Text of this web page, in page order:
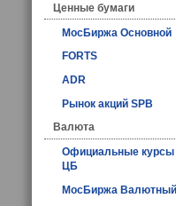
Ценные бумаги
МосБиржа Основной
FORTS
ADR
Рынок акций SPB
Валюта
Официальные курсы
ЦБ
МосБиржа Валютный